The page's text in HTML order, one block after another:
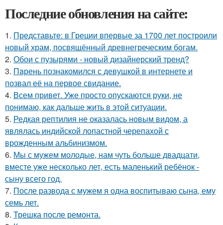
Последние обновления на сайте:
1. Представьте: в Греции впервые за 1700 лет построили
новый храм, посвящённый древнегреческим богам.
2. Обои с пузырями - новый дизайнерский тренд?
3. Пaрень познакомился с девушкой в интернете и
позвал её на первое свидание.
4. Всем привет. Уже просто опускаются руки, не
понимаю, как дальше жить в этой ситуации.
5. Редкая рептилия не оказалась новым видом, а
являлась индийской лопастной черепахой с
врожденным альбинизмом.
6. Мы с мужем молодые, нам чуть больше двадцати,
вместе уже несколько лет, есть маленький ребёнок -
сыну всего год.
7. После развода с мужем я одна воспитываю сына, ему
семь лет.
8. Трешка после ремонта.